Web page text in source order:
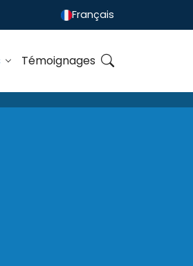
Français
Témoignages